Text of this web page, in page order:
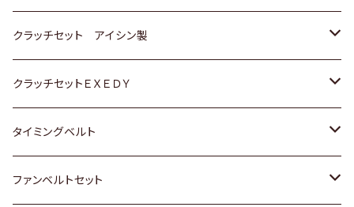
スバル
スバル
ダイハツ
マツダ
三菱
スバル
ＷＡＧＥＮ
アストロ（シボレー）
クライスラー
ＶＯＬＶＯ
スズキ
日産
ダイハツ
マツダ
ダイハツ
日産
ホンダ
マツダ
トヨタ
クラッチセット アイシン製
ホンダ
スズキ
ダイハツ
クラッチセットＥＸＥＤＹ
ホンダ
スズキ
タイミングベルト
トヨタ
ファンベルトセット